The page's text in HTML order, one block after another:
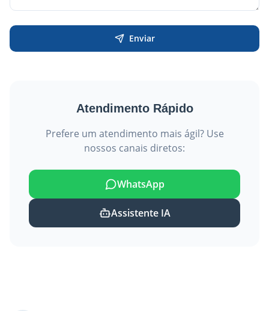
Enviar
Atendimento Rápido
Prefere um atendimento mais ágil? Use
nossos canais diretos:
WhatsApp
Assistente IA